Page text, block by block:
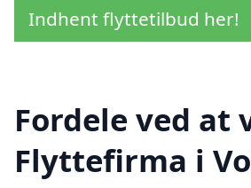
Indhent flyttetilbud her!
Fordele ved at
Flyttefirma i